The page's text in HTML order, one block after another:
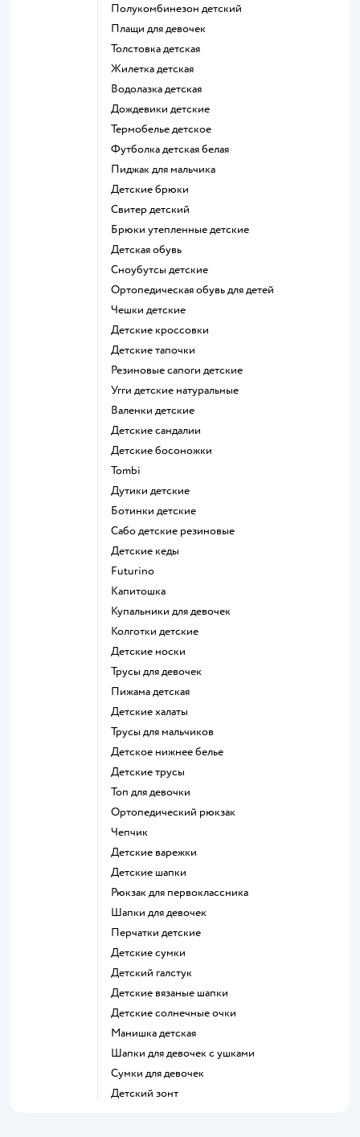
Полукомбинезон детский
Плащи для девочек
Толстовка детская
Жилетка детская
Водолазка детская
Дождевики детские
Термобелье детское
Футболка детская белая
Пиджак для мальчика
Детские брюки
Свитер детский
Брюки утепленные детские
Детская обувь
Сноубутсы детские
Ортопедическая обувь для детей
Чешки детские
Детские кроссовки
Детские тапочки
Резиновые сапоги детские
Угги детские натуральные
Валенки детские
Детские сандалии
Детские босоножки
Tombi
Дутики детские
Ботинки детские
Сабо детские резиновые
Детские кеды
Futurino
Капитошка
Купальники для девочек
Колготки детские
Детские носки
Трусы для девочек
Пижама детская
Детские халаты
Трусы для мальчиков
Детское нижнее белье
Детские трусы
Топ для девочки
Ортопедический рюкзак
Чепчик
Детские варежки
Детские шапки
Рюкзак для первоклассника
Шапки для девочек
Перчатки детские
Детские сумки
Детский галстук
Детские вязаные шапки
Детские солнечные очки
Манишка детская
Шапки для девочек с ушками
Сумки для девочек
Детский зонт